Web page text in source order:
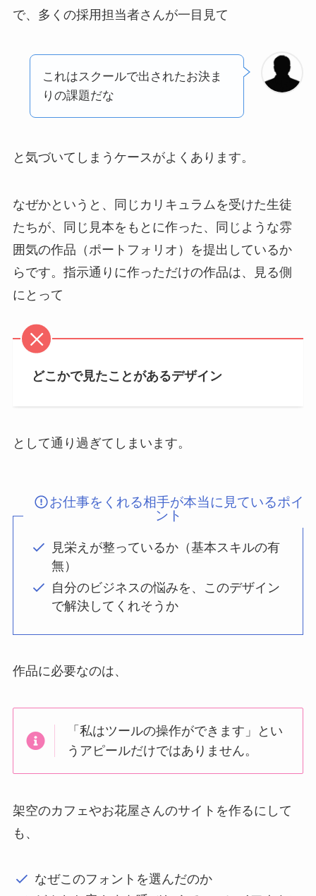
で、多くの採用担当者さんが一目見て
これはスクールで出されたお決ま
りの課題だな
と気づいてしまうケースがよくあります。
なぜかというと、同じカリキュラムを受けた生徒
たちが、同じ見本をもとに作った、同じような雰
囲気の作品（ポートフォリオ）を提出しているか
らです。指示通りに作っただけの作品は、見る側
にとって
どこかで見たことがあるデザイン
として通り過ぎてしまいます。
お仕事をくれる相手が本当に見ているポイ
ント
見栄えが整っているか（基本スキルの有
無）
自分のビジネスの悩みを、このデザイン
で解決してくれそうか
作品に必要なのは、
「私はツールの操作ができます」とい
うアピールだけではありません。
架空のカフェやお花屋さんのサイトを作るにして
も、
なぜこのフォントを選んだのか